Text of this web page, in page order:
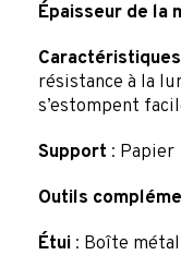
Épaisseur de la
Caractéristiques
résistance à la
s’estompent
Support : Papier
Outils
Étui : Boîte